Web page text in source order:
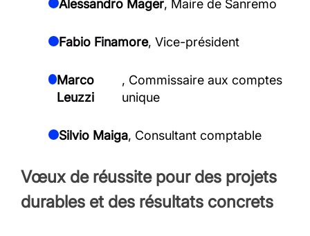
Alessandro Mager, Maire de Sanremo
Fabio Finamore, Vice-président
Marco
Leuzzi
, Commissaire aux comptes
unique
Silvio Maiga, Consultant comptable
Vœux de réussite pour des projets
durables et des résultats concrets